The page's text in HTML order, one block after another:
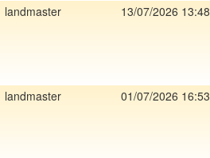
landmaster 13/07/2026 13:48
landmaster 01/07/2026 16:53